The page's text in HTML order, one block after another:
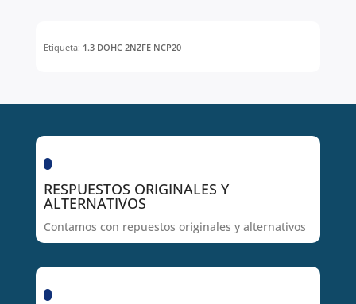
Etiqueta: 1.3 DOHC 2NZFE NCP20
RESPUESTOS ORIGINALES Y
ALTERNATIVOS
Contamos con repuestos originales y alternativos